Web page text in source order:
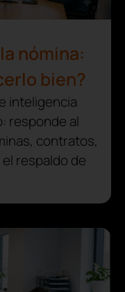
nómina:
bien?
inteligencia
responde al
contratos,
respaldo de